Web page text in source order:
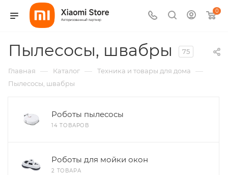
0
Пылесосы, швабры 75
Главная — Каталог — Техника и товары для дома —
Пылесосы, швабры
Роботы пылесосы
14 ТОВАРОВ
Роботы для мойки окон
2 ТОВАРА